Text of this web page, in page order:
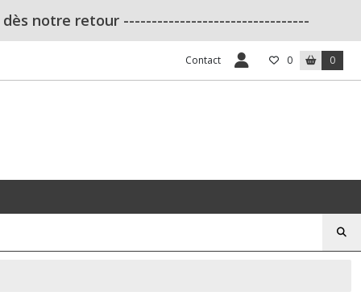
notre retour ---------------------------------
Contact 0 0